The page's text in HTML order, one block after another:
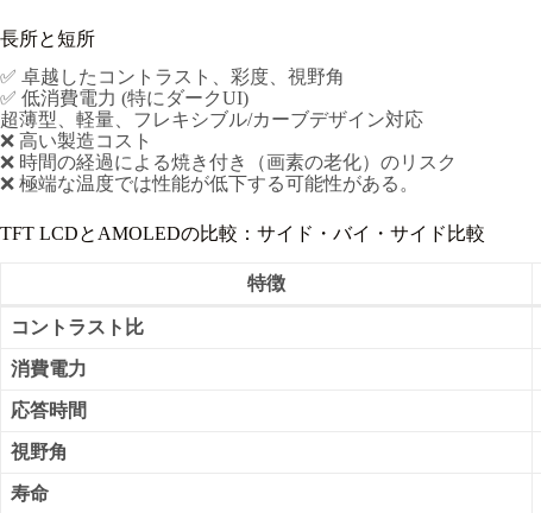
長所と短所
✅ 卓越したコントラスト、彩度、視野角
✅ 低消費電力 (特にダークUI)
超薄型、軽量、フレキシブル/カーブデザイン対応
❌ 高い製造コスト
❌ 時間の経過による焼き付き（画素の老化）のリスク
❌ 極端な温度では性能が低下する可能性がある。
TFT LCDとAMOLEDの比較：サイド・バイ・サイド比較
特徴
コントラスト比
消費電力
応答時間
視野角
寿命